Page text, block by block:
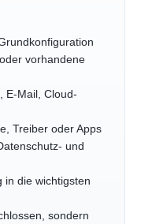
vorhandene
E-Mail, Cloud-
Treiber oder Apps
und
in die wichtigsten
sondern